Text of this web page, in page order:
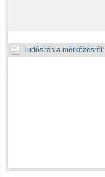
Tudósítás a mérkőzésről: